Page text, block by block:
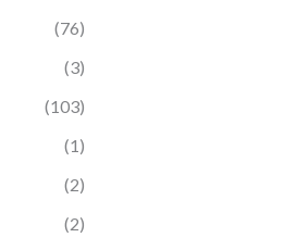
(76)
(3)
(103)
(1)
(2)
(2)